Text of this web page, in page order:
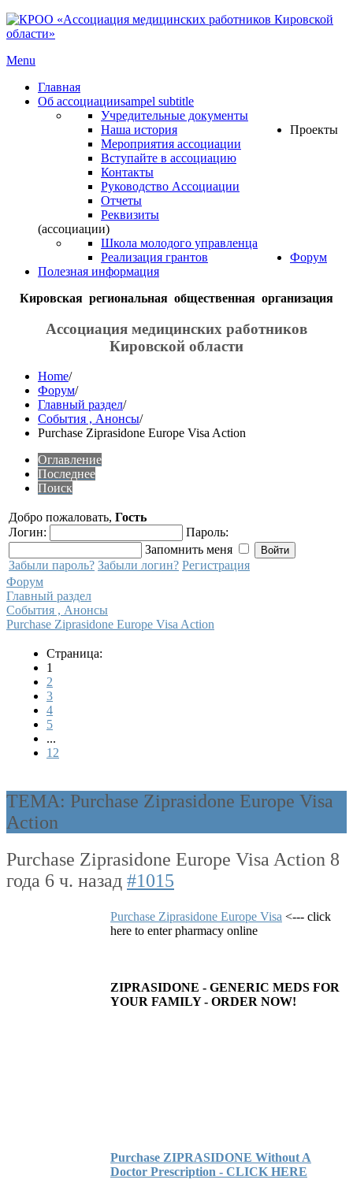
Menu
Главная
Об ассоциацииsampel subtitle
Учредительные документы
Наша история
Мероприятия ассоциации
Вступайте в ассоциацию
Контакты
Руководство Ассоциации
Отчеты
Реквизиты
Проекты
(ассоциации)
Школа молодого управленца
Реализация грантов
Форум
Полезная информация
Кировская региональная общественная организация
Ассоциация медицинских работников
Кировской области
Home/
Форум/
Главный раздел/
События , Анонсы/
Purchase Ziprasidone Europe Visa Action
Оглавление
Последнее
Поиск
Добро пожаловать, Гость
Логин:
Пароль:
Запомнить меня
Забыли пароль? Забыли логин? Регистрация
Форум
Главный раздел
События , Анонсы
Purchase Ziprasidone Europe Visa Action
Страница:
1
2
3
4
5
...
12
ТЕМА: Purchase Ziprasidone Europe Visa
Action
Purchase Ziprasidone Europe Visa Action 8
года 6 ч. назад #1015
Purchase Ziprasidone Europe Visa <--- click
here to enter pharmacy online
ZIPRASIDONE - GENERIC MEDS FOR
YOUR FAMILY - ORDER NOW!
Purchase ZIPRASIDONE Without A
Doctor Prescription - CLICK HERE